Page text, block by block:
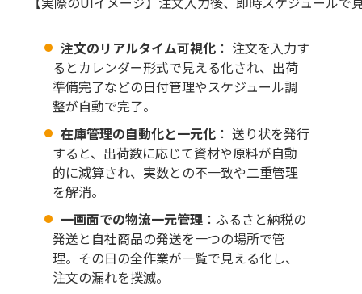
注文のリアルタイム可視化： 注文を入力す
るとカレンダー形式で見える化され、出荷
準備完了などの日付管理やスケジュール調
整が自動で完了。
在庫管理の自動化と一元化： 送り状を発行
すると、出荷数に応じて資材や原料が自動
的に減算され、実数との不一致や二重管理
を解消。
一画面での物流一元管理：ふるさと納税の
発送と自社商品の発送を一つの場所で管
理。その日の全作業が一覧で見える化し、
注文の漏れを撲滅。